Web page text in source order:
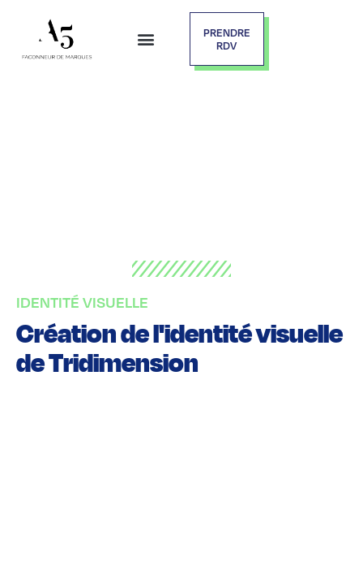
PRENDRE
RDV
IDENTITÉ VISUELLE
Création de l'identité visuelle
de Tridimension